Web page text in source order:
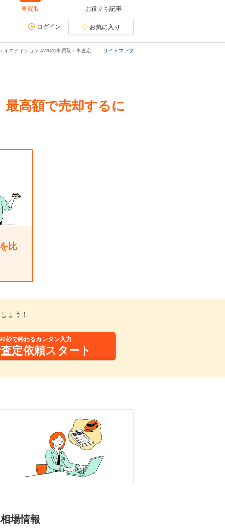
車買取 お役立ち記事
ログイン お気に入り
サイトマップ
イエディション 4WDの車買取・車査定
高額で売却するに
比
ょう！
秒で終わるカンタン入力
定依頼スタート
場情報